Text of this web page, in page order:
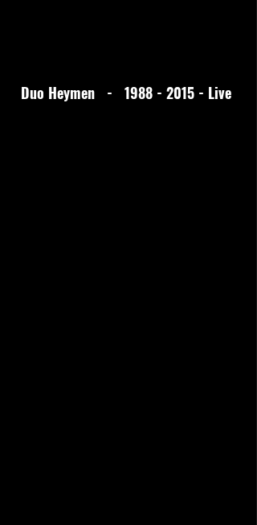
Duo Heymen - 1988 - 2015 - Live